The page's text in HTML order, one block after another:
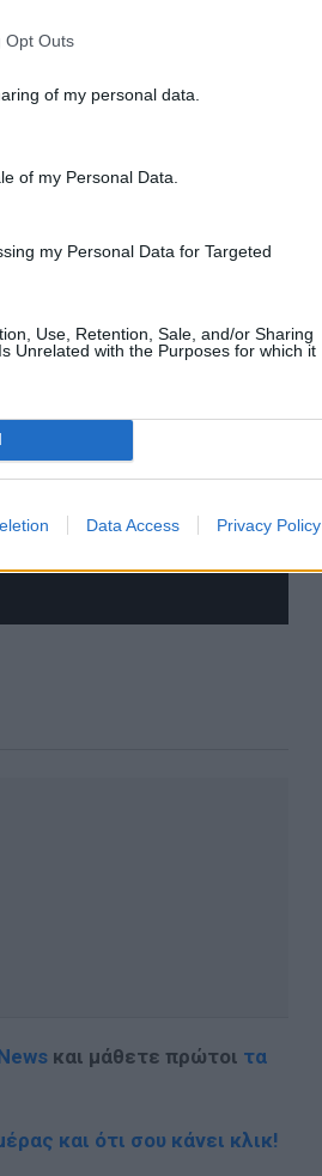
Opt Outs
of my personal data.
of my Personal Data.
my Personal Data for Targeted
Use, Retention, Sale, and/or Sharing
Unrelated with the Purposes for which it
Data Access Privacy Policy
και μάθετε πρώτοι τα
και ότι σου κάνει κλικ!